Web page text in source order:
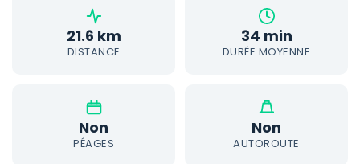
21.6 km
DISTANCE
34 min
DURÉE MOYENNE
Non
PÉAGES
Non
AUTOROUTE